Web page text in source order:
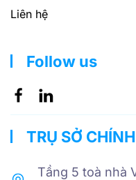
Liên hệ
Follow us
TRỤ SỞ CHÍNH
Tầng 5 toà nhà